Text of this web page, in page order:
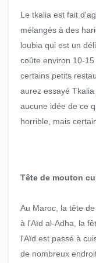
Le tkalia est fait
mélangés à des
loubia qui est un
coûte environ 10-
certains petits
aurez essayé
aucune idée de ce
horrible, mais
Tête de mouton
Au Maroc, la tête
à l'Aïd al-Adha, la
l'Aïd est passé à
de nombreux